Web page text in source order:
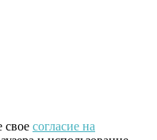
свое согласие на